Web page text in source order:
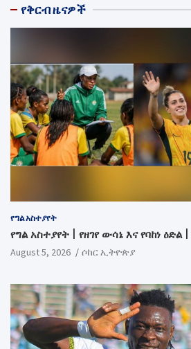
የቅርብ ዜናዎች
የግል አስተያየት
የግል አስተያየት | የዘገየ ውሳኔ እና የባከነ ዕድል
August 5, 2026 ሶከር ኢትዮጵያ